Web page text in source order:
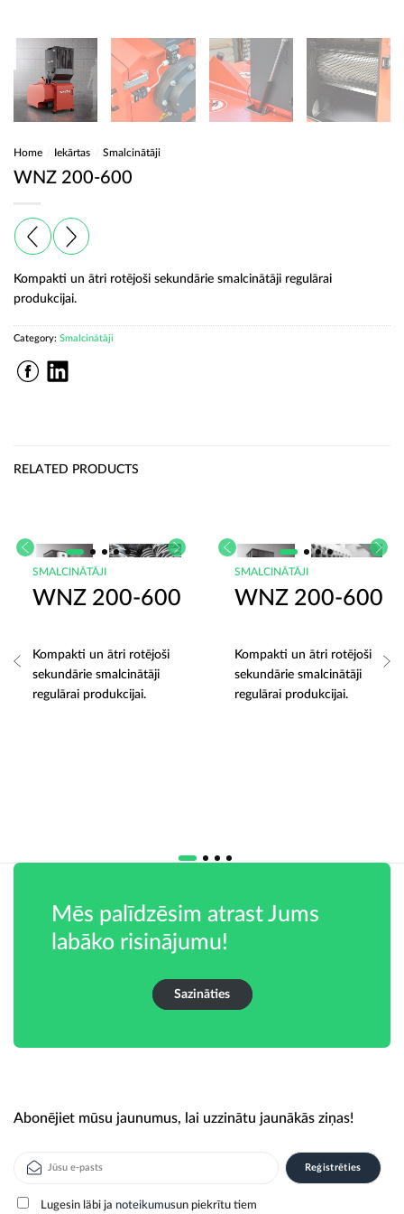
Home Iekārtas Smalcinātāji
WNZ 200-600
Kompakti un ātri rotējoši sekundārie smalcinātāji regulārai
produkcijai.
Category: Smalcinātāji
RELATED PRODUCTS
SMALCINĀTĀJI
WNZ 200-600
Kompakti un ātri rotējoši
sekundārie smalcinātāji
regulārai produkcijai.
SMALCINĀTĀJI
WNZ 200-600
Kompakti un ātri rotējoši
sekundārie smalcinātāji
regulārai produkcijai.
Mēs palīdzēsim atrast Jums
labāko risinājumu!
Sazināties
Abonējiet mūsu jaunumus, lai uzzinātu jaunākās ziņas!
Lugesin läbi ja noteikumusun piekrītu tiem